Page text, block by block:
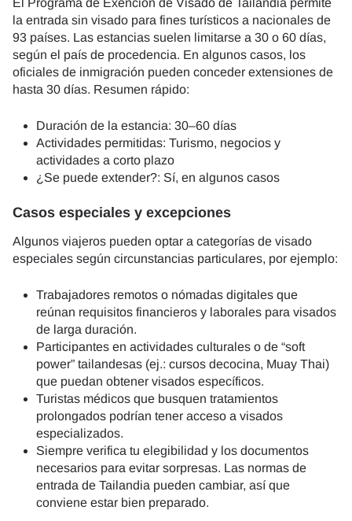
El Programa de Exención de Visado de Tailandia permite
la entrada sin visado para fines turísticos a nacionales de
93 países. Las estancias suelen limitarse a 30 o 60 días,
según el país de procedencia. En algunos casos, los
oficiales de inmigración pueden conceder extensiones de
hasta 30 días. Resumen rápido:
Duración de la estancia: 30–60 días
Actividades permitidas: Turismo, negocios y
actividades a corto plazo
¿Se puede extender?: Sí, en algunos casos
Casos especiales y excepciones
Algunos viajeros pueden optar a categorías de visado
especiales según circunstancias particulares, por ejemplo:
Trabajadores remotos o nómadas digitales que
reúnan requisitos financieros y laborales para visados
de larga duración.
Participantes en actividades culturales o de “soft
power” tailandesas (ej.: cursos decocina, Muay Thai)
que puedan obtener visados específicos.
Turistas médicos que busquen tratamientos
prolongados podrían tener acceso a visados
especializados.
Siempre verifica tu elegibilidad y los documentos
necesarios para evitar sorpresas. Las normas de
entrada de Tailandia pueden cambiar, así que
conviene estar bien preparado.